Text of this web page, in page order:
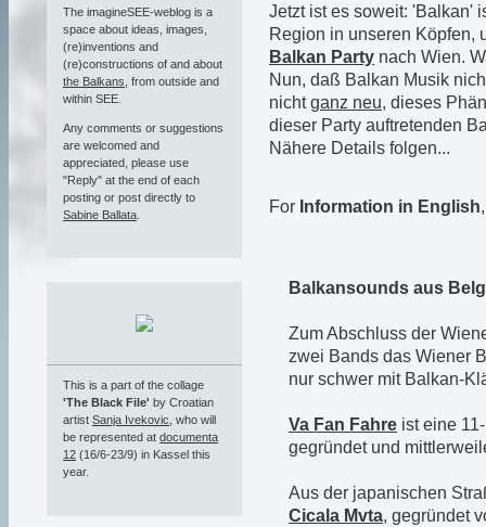
Jetzt ist es soweit: 'Balkan'
Region in unseren Köpfen,
Balkan Party nach Wien.
Nun, daß Balkan Musik
nichtganz neu, dieses
dieser Party auftretenden
Nähere Details folgen...
For Information in English
Balkansounds aus
Zum Abschluss der
zwei Bands das Wiener
nur schwer mit Balkan-
Va Fan Fahre ist eine
gegründet und
Aus der japanischen
Cicala Mvta, gegründet
The imagineSEE-weblog is a
space about ideas, images,
(re)inventions and
(re)constructions of and about
the Balkans , from outside and
within SEE.
Any comments or suggestions
are welcomed and
appreciated, please use
"Reply" at the end of each
posting or post directly to
Sabine Ballata
This is a part of the collage
'The Black File' by Croatian
artist Sanja Ivekovic, who will
be represented at documenta
12 (16/6-23/9) in Kassel this
year.